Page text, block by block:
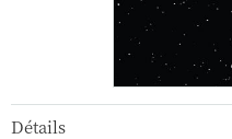
Détails